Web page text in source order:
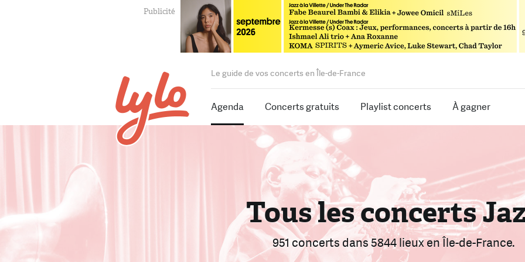
Le guide de vos concerts en Île-de-France
Agenda Concerts gratuits Playlist concerts À gagner
Tous les concerts
951 concerts dans 5844 lieuxen Île-de-France.
Trouvez le bon
Parmi 2474 concertsdans 5844 lieuxen Île-de-